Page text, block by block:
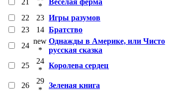
*
22
23 Игры разумов
23
14 Братство
24
new
*
Однажды в Америке, или Чисто
русская сказка
25
24
*
Королева сердец
26
29
*
Зеленая книга